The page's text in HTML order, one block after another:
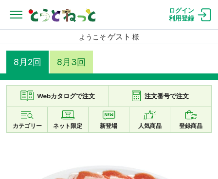
ログイン
利用登録
ようこそ ゲスト 様
8月2回 8月3回
Webカタログで注文 注文番号で注文
カテゴリー ネット限定 新登場 人気商品 登録商品